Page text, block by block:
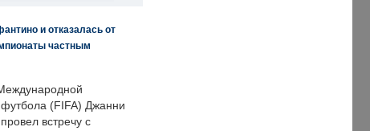
и отказалась от
частным
(FIFA) Джанни
встречу с